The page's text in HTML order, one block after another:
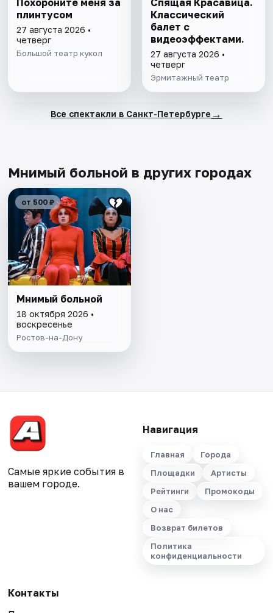
Похороните меня за
плинтусом
27 августа 2026 •
четверг
Большой театр кукол
Спящая Красавица.
Классический
балет с
видеоэффектами.
27 августа 2026 •
четверг
Эрмитажный театр
Все спектакли в Санкт-Петербурге →
Мнимый больной в других городах
от 500 ₽
Мнимый больной
18 октября 2026 •
воскресенье
Ростов-на-Дону
Самые яркие события в
вашем городе.
Навигация
Главная
Города
Площадки
Артисты
Рейтинги
Промокоды
О нас
Возврат билетов
Политика
конфиденциальности
Контакты